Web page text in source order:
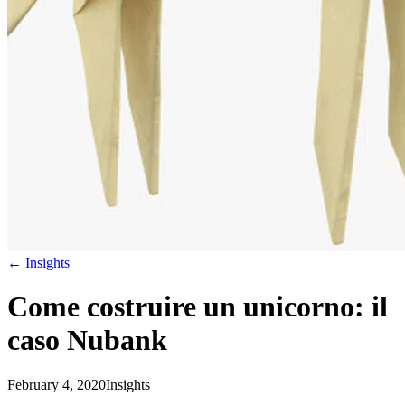
← Insights
Come costruire un unicorno: il
caso Nubank
February 4, 2020Insights